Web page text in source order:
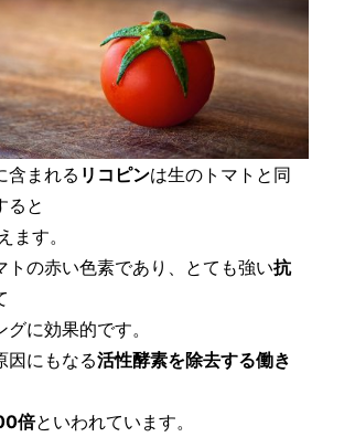
含まれる リコピンは生のトマトと同
ると
ます。
トの赤い色素であり、とても強い抗
に効果的です。
因にもなる活性酵素を除去する働き
倍といわれています。